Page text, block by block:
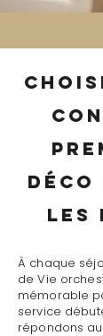
déco
Les
À chaque
de Vie
mémorable
service
répondons